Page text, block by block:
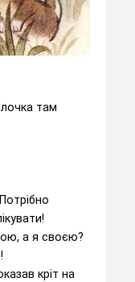
там
а я своєю?
кріт на